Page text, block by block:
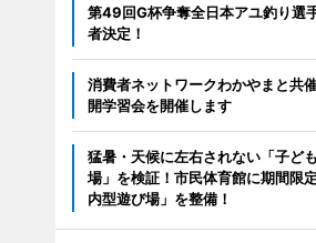
第49回G杯争奪全日本アユ釣り選
者決定！
消費者ネットワークわかやまと共
開学習会を開催します
猛暑・天候に左右されない「子ど
場」を検証！市民体育館に期間限
内型遊び場」を整備！